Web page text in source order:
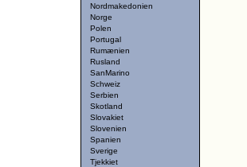
Nordmakedonien
Norge
Polen
Portugal
Rumænien
Rusland
SanMarino
Schweiz
Serbien
Skotland
Slovakiet
Slovenien
Spanien
Sverige
Tjekkiet